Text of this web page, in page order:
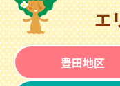
エ
豊田地区